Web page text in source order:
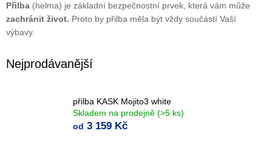
Přilba (helma) je základní bezpečnostní prvek, která vám může
zachránit život. Proto by přilba měla být vždy součástí Vaší
výbavy.
Nejprodávanější
přilba KASK Mojito3 white
Skladem na prodejně (>5 ks)
od 3 159 Kč